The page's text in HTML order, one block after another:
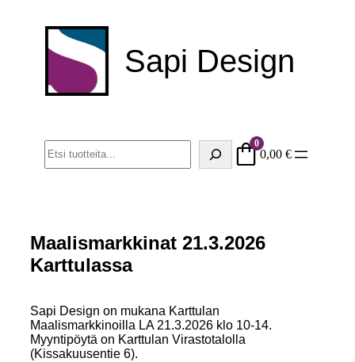
Sapi Design
0
0,00€
Maalismarkkinat 21.3.2026
Karttulassa
Sapi Design on mukana Karttulan
Maalismarkkinoilla LA 21.3.2026 klo 10-14.
Myyntipöytä on Karttulan Virastotalolla
(Kissakuusentie 6).